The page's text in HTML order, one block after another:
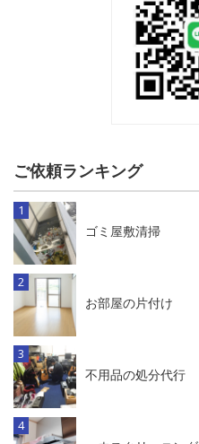
ご依頼ランキング
ゴミ屋敷清掃
お部屋の片付け
不用品の処分代行